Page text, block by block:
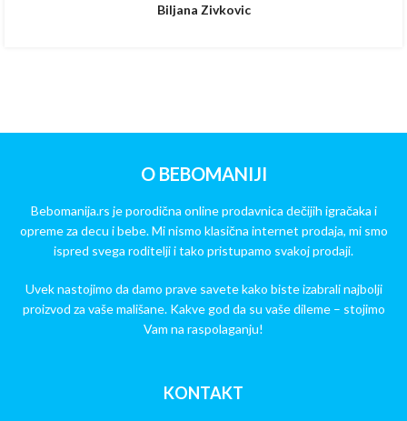
Biljana Zivkovic
O BEBOMANIJI
Bebomanija.rs je porodična online prodavnica dečijih igračaka i
opreme za decu i bebe. Mi nismo klasična internet prodaja, mi smo
ispred svega roditelji i tako pristupamo svakoj prodaji.
Uvek nastojimo da damo prave savete kako biste izabrali najbolji
proizvod za vaše mališane. Kakve god da su vaše dileme – stojimo
Vam na raspolaganju!
KONTAKT